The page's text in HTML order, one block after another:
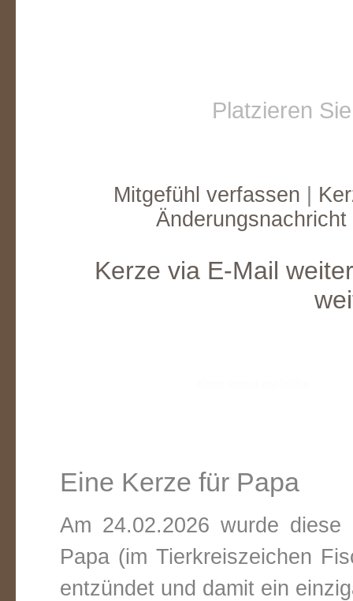
Platzieren
Mitgefühl verfassen
Kerze via E-Mail
Eine Kerze für Papa
Am 24.02.2026 wurde
Papa (im Tierkreiszeichen
entzündet und damit ein